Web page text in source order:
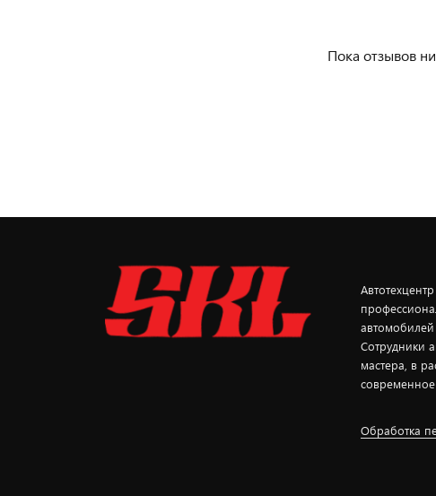
Пока отзывов
Сотрудники
мастера, в
Обработка